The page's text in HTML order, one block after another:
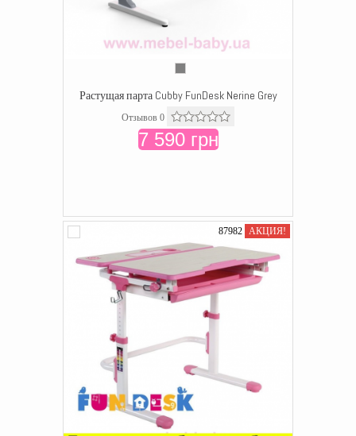
Растущая парта Cubby FunDesk Nerine Grey
Отзывов 0
7 590 грн
87982 АКЦИЯ!